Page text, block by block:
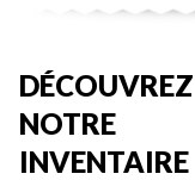
DÉCOUVREZ
NOTRE
INVENTAIRE